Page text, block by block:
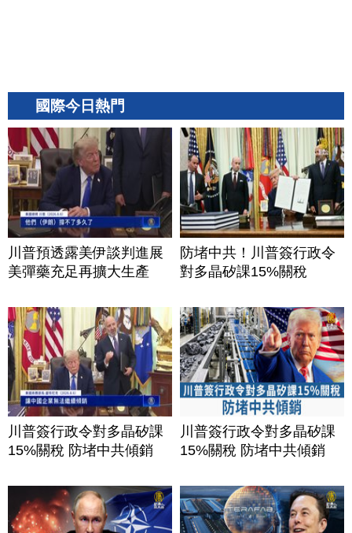
國際今日熱門
川普預透露美伊談判進展
美彈藥充足再擴大生產
防堵中共！川普簽行政令
對多晶矽課15%關稅
川普簽行政令對多晶矽課
15%關稅 防堵中共傾銷
川普簽行政令對多晶矽課
15%關稅 防堵中共傾銷